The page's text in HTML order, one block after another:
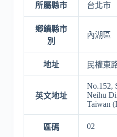
所屬縣市 台北市
鄉鎮縣市
別
內湖區
地址 民權東
英文地址
No.152,
Neihu
Taiwan
區碼 02